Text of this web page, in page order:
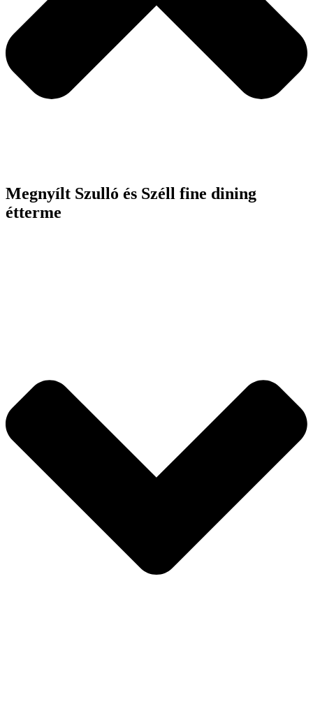
Megnyílt Szulló és Széll fine dining
étterme